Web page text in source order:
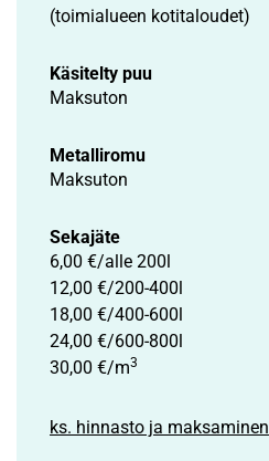
(toimialueen kotitaloudet)
Käsitelty puu
Maksuton
Metalliromu
Maksuton
Sekajäte
6,00 €/alle 200l
12,00 €/200-400l
18,00 €/400-600l
24,00 €/600-800l
30,00 €/m3
ks. hinnasto ja maksaminen